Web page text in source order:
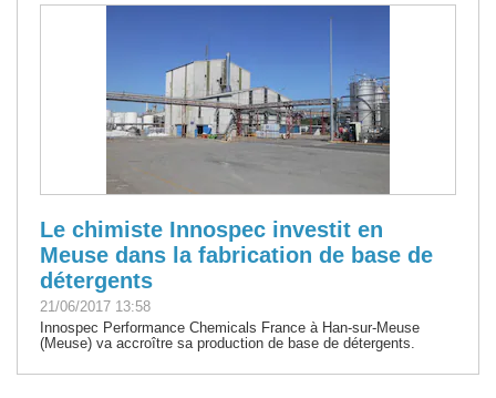
Le chimiste Innospec investit en
Meuse dans la fabrication de base de
détergents
21/06/2017 13:58
Innospec Performance Chemicals France à Han-sur-Meuse
(Meuse) va accroître sa production de base de détergents.